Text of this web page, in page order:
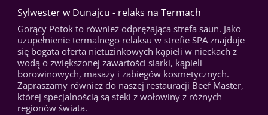
Sylwester w Dunajcu - relaks na Termach
Gorący Potok to również odprężająca strefa saun. Jako
uzupełnienie termalnego relaksu w strefie SPA znajduje
się bogata oferta nietuzinkowych kąpieli w nieckach z
wodą o zwiększonej zawartości siarki, kąpieli
borowinowych, masaży i zabiegów kosmetycznych.
Zapraszamy również do naszej restauracji Beef Master,
której specjalnością są steki z wołowiny z różnych
regionów świata.